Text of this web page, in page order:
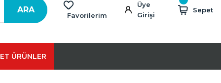
ARA
Favorilerim
Üye
Girişi
Sepet
ÜRÜNLER